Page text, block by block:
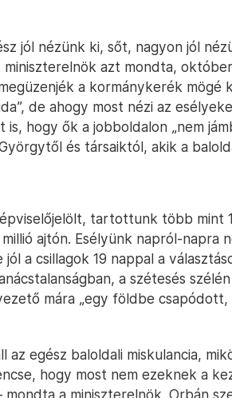
jól nézünk ki, sőt, nagyon jól
miniszterelnök azt mondta,
a kormánykerék mögé
de ahogy most nézi az
is, hogy ők a jobboldalon „nem
és társaiktól, akik a
tartottunk több mint
ajtón. Esélyünk napról-napra
a csillagok 19 nappal a
a szétesés
mára „egy földbe csapódott,
egész baloldali miskulancia,
hogy most nem ezeknek a
mondta a miniszterelnök. Orbán